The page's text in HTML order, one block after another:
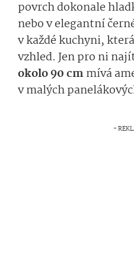
povrch dokonale
nebo v elegantní
v každé kuchyni,
vzhled. Jen pro ni
okolo 90 cmmívá
v malých